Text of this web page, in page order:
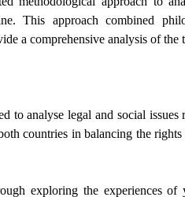
This approach combined
a comprehensive analysis of the
to analyse legal and social issues
countries in balancing the
exploring the experiences of